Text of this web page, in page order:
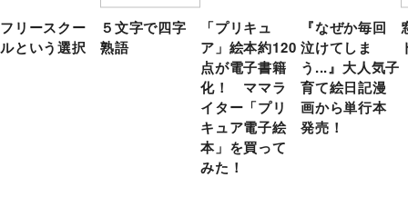
フリースクー
ルという選択
５文字で四字
熟語
「プリキュ
ア」絵本約120
点が電子書籍
化！ ママラ
イター「プリ
キュア電子絵
本」を買って
みた！
『なぜか毎回
泣けてしま
う...』大人気子
育て絵日記漫
画から単行本
発売！